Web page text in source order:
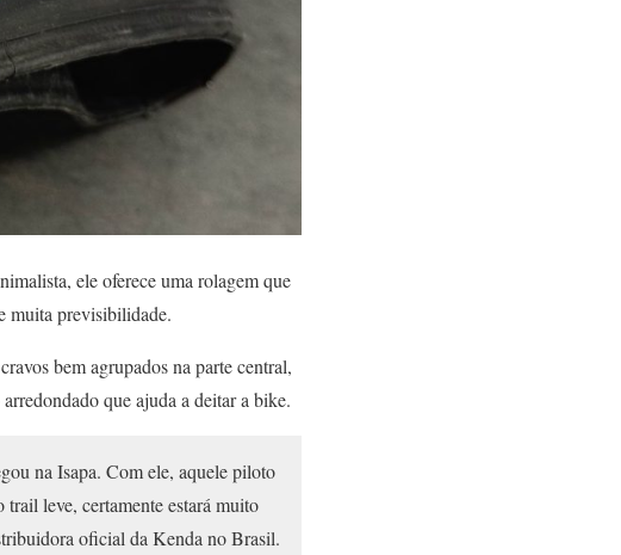
ele oferece uma rolagem que
muita previsibilidade.
bem agrupados na parte central,
que ajuda a deitar a bike.
na Isapa. Com ele, aquele piloto
trail leve, certamente estará muito
oficial da Kenda no Brasil.